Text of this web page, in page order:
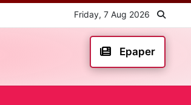
Friday, 7 Aug 2026
Epaper